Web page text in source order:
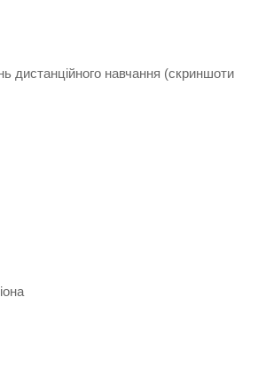
дистанційного навчання (скриншоти